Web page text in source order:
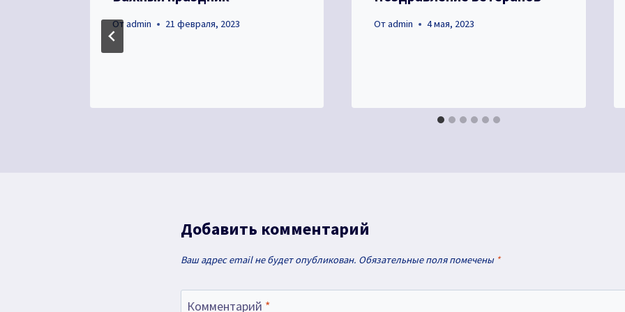
Отadmin 21 февраля, 2023 Отadmin 4 мая, 2023
Добавить комментарий
Ваш адрес email не будет опубликован. Обязательные поля помечены *
Комментарий *